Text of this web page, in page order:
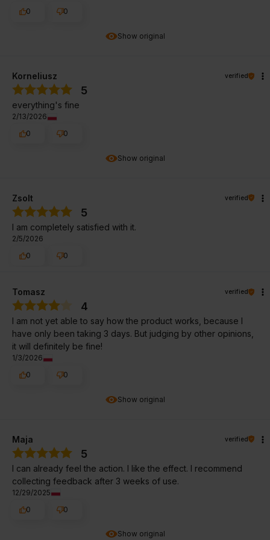
Show original
0
0
Show original
Korneliusz verified
5
everything's fine
2/13/2026
0
0
Zsolt verified
5
I am completely satisfied with it.
2/5/2026
0
0
Show original
Tomasz verified
4
I am not yet able to say how the product works, because I
have only been taking 3 days. But judging by other opinions,
it will definitely be fine!
1/3/2026
0
0
Show original
Maja verified
5
I can already feel the action. I like the effect. I recommend
collecting feedback after 3 weeks of use.
12/29/2025
0
0